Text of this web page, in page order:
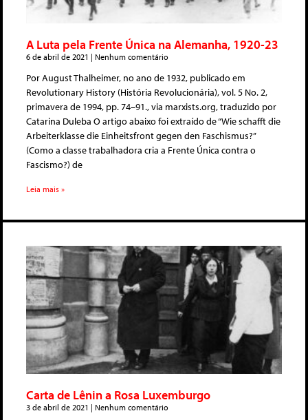
A Luta pela Frente Única na Alemanha, 1920-23
6 de abril de 2021 Nenhum comentário
Por August Thalheimer, no ano de 1932, publicado em
Revolutionary History (História Revolucionária), vol. 5 No. 2,
primavera de 1994, pp. 74–91., via marxists.org, traduzido por
Catarina Duleba O artigo abaixo foi extraído de “Wie schafft die
Arbeiterklasse die Einheitsfront gegen den Faschismus?”
(Como a classe trabalhadora cria a Frente Única contra o
Fascismo?) de
Leia mais »
Carta de Lênin a Rosa Luxemburgo
3 de abril de 2021 Nenhum comentário